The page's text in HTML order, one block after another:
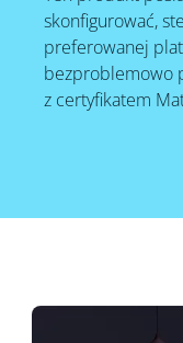
skonfigurować,
preferowanej
bezproblemowo
z certyfikatem